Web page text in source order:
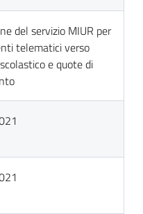
del servizio MIUR per
telematici verso
e quote di